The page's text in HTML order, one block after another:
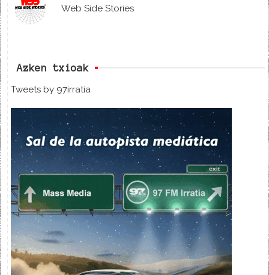
Web Side Stories
Azken txioak
Tweets by 97irratia